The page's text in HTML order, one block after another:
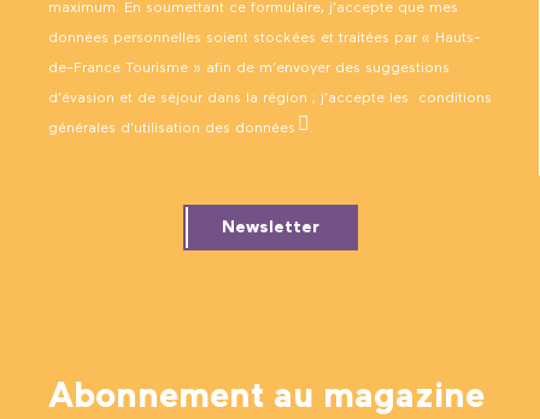
maximum. En soumettant ce formulaire, j’accepte que mes
données personnelles soient stockées et traitées par « Hauts-
de-France Tourisme » afin de m’envoyer des suggestions
d’évasion et de séjour dans la région ; j’accepte les conditions
générales d’utilisation des données .
Newsletter
Abonnement au magazine